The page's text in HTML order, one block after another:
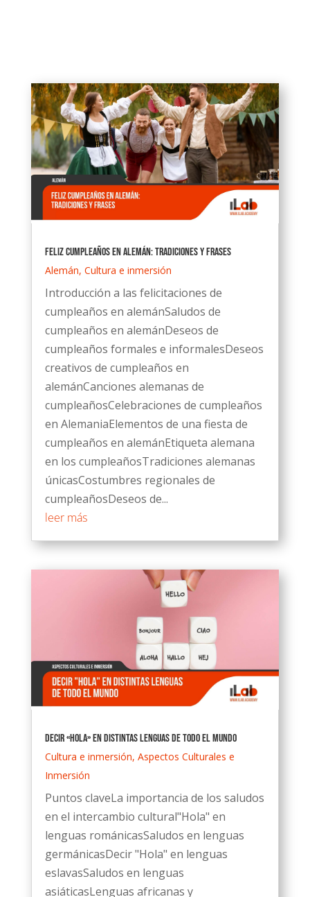
Feliz cumpleaños en alemán: Tradiciones y Frases
Alemán, Cultura e inmersión
Introducción a las felicitaciones de
cumpleaños en alemánSaludos de
cumpleaños en alemánDeseos de
cumpleaños formales e informalesDeseos
creativos de cumpleaños en
alemánCanciones alemanas de
cumpleañosCelebraciones de cumpleaños
en AlemaniaElementos de una fiesta de
cumpleaños en alemánEtiqueta alemana
en los cumpleañosTradiciones alemanas
únicasCostumbres regionales de
cumpleañosDeseos de...
leer más
Decir «Hola» en distintas lenguas de todo el mundo
Cultura e inmersión, Aspectos Culturales e
Inmersión
Puntos claveLa importancia de los saludos
en el intercambio cultural"Hola" en
lenguas románicasSaludos en lenguas
germánicasDecir "Hola" en lenguas
eslavasSaludos en lenguas
asiáticasLenguas africanas y